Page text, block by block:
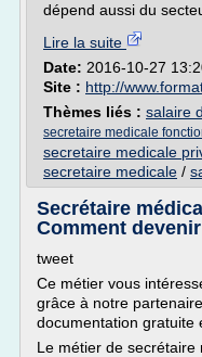
dépend aussi du
Lire la suite
Date: 2016-10-27
Site : http://
Thèmes liés : salaire
secretaire medicale
secretaire medicale
secretaire medicale /
Secrétaire
Comment
tweet
Ce métier vous
grâce à notre
documentation gratuite
Le métier de secrétaire